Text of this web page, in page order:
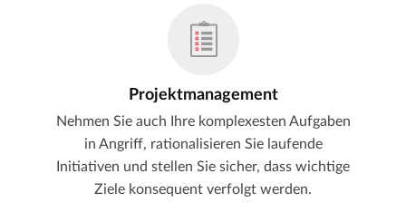
Projektmanagement
Nehmen Sie auch Ihre komplexesten Aufgaben
in Angriff, rationalisieren Sie laufende
Initiativen und stellen Sie sicher, dass wichtige
Ziele konsequent verfolgt werden.